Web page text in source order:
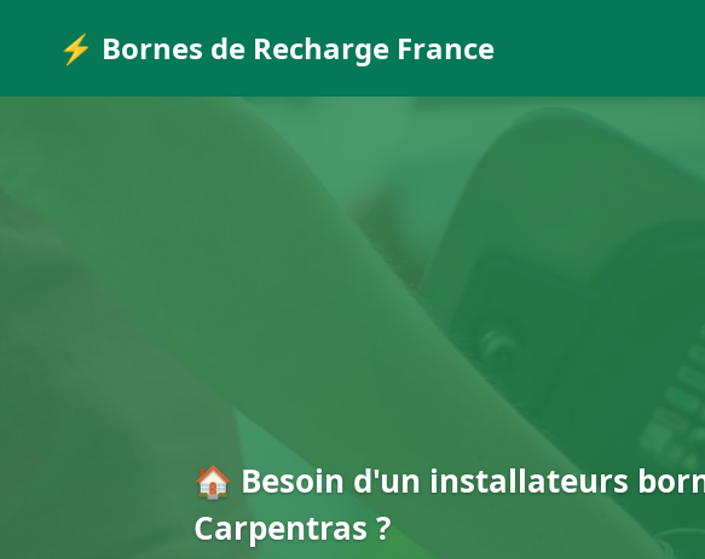
⚡ Bornes de Recharge France
🏠 Besoin d'un installateurs
Carpentras ?